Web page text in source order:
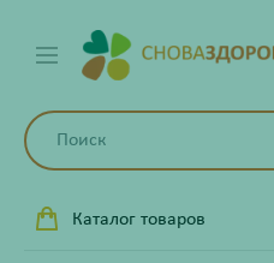
Каталог товаров